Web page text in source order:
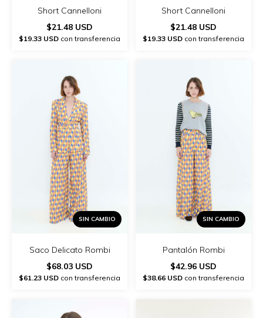
Short Cannelloni
$21.48 USD
$19.33 USD con transferencia
Short Cannelloni
$21.48 USD
$19.33 USD con transferencia
SIN CAMBIO
Saco Delicato Rombi
$68.03 USD
$61.23 USD con transferencia
SIN CAMBIO
Pantalón Rombi
$42.96 USD
$38.66 USD con transferencia